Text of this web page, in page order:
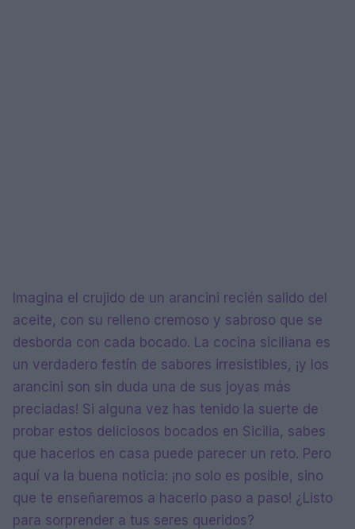
Imagina el crujido de un arancini recién salido del
aceite, con su relleno cremoso y sabroso que se
desborda con cada bocado. La cocina siciliana es
un verdadero festín de sabores irresistibles, ¡y los
arancini son sin duda una de sus joyas más
preciadas! Si alguna vez has tenido la suerte de
probar estos deliciosos bocados en Sicilia, sabes
que hacerlos en casa puede parecer un reto. Pero
aquí va la buena noticia: ¡no solo es posible, sino
que te enseñaremos a hacerlo paso a paso! ¿Listo
para sorprender a tus seres queridos?